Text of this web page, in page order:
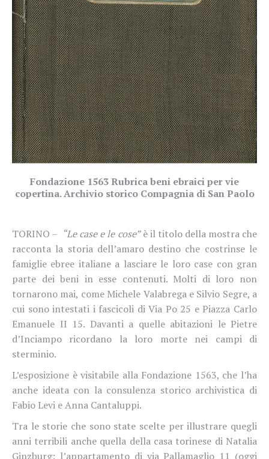
Fondazione 1563 Rubrica beni ebraici per vie
copertina. Archivio storico Compagnia di San Paolo
TORINO – “Le case e le cose”è il titolo della mostra che
racconta la storia dell’amaro destino che costrinse le
famiglie ebree italiane a lasciare le loro case con gran
parte dei beni in esse contenuti. Molti di loro non
tornarono mai, come Michele Valabrega e Silvio Segre, a
cui sono intestati i fascicoli di Via Po 25 e Piazza Carlo
Emanuele II 15. Davanti a quelle abitazioni le Pietre
d’Inciampo ricordano la loro morte nei campi di
sterminio.
L’esposizione è visitabile alla Fondazione 1563, che l’ha
anche ideata con la consulenza storico archivistica di
Fabio Levi e Anna Cantaluppi.
Tra le storie che sono state scelte per illustrare quegli
anni terribili anche quella della casa torinese di Natalia
Ginzburg: l’appartamento di via Pallamaglio 11 (oggi